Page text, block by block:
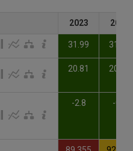
2023 2024
31.99 31.99
20.81 20.81
-2.8 -0.6